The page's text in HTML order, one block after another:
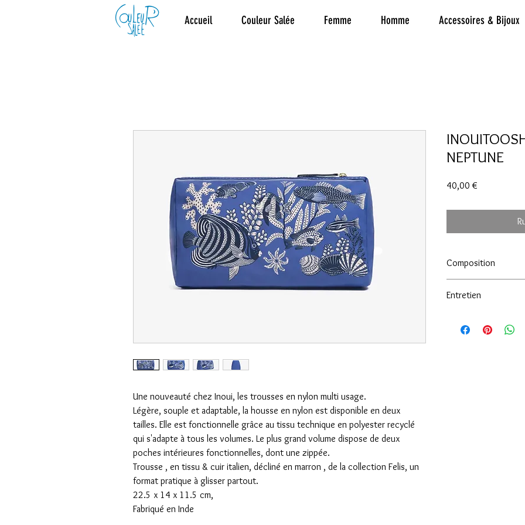
Accueil Couleur Salée Femme Homme Accessoires & Bijoux
Une nouveauté chez Inoui, les trousses en nylon multi usage.
Légère, souple et adaptable, la housse en nylon est disponible en deux
tailles. Elle est fonctionnelle grâce au tissu technique en polyester recyclé
qui s'adapte à tous les volumes. Le plus grand volume dispose de deux
poches intérieures fonctionnelles, dont une zippée.
Trousse , en tissu & cuir italien, décliné en marron , de la collection Felis, un
format pratique à glisser partout.
22.5 x 14 x 11.5 cm,
Fabriqué en Inde
NEPTUNE
40,00 €
Composition
Entretien